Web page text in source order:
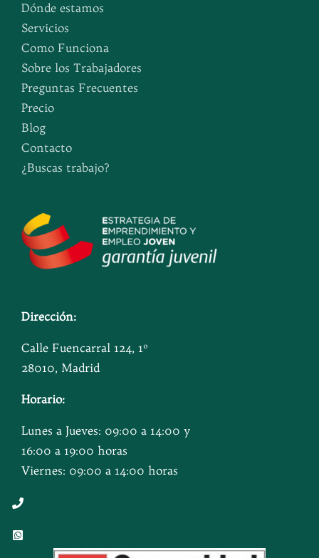
Dónde estamos
Servicios
Como Funciona
Sobre los Trabajadores
Preguntas Frecuentes
Precio
Blog
Contacto
¿Buscas trabajo?
Dirección:
Calle Fuencarral 124, 1º
28010, Madrid
Horario:
Lunes a Jueves: 09:00 a 14:00 y
16:00 a 19:00 horas
Viernes: 09:00 a 14:00 horas
Button
Button